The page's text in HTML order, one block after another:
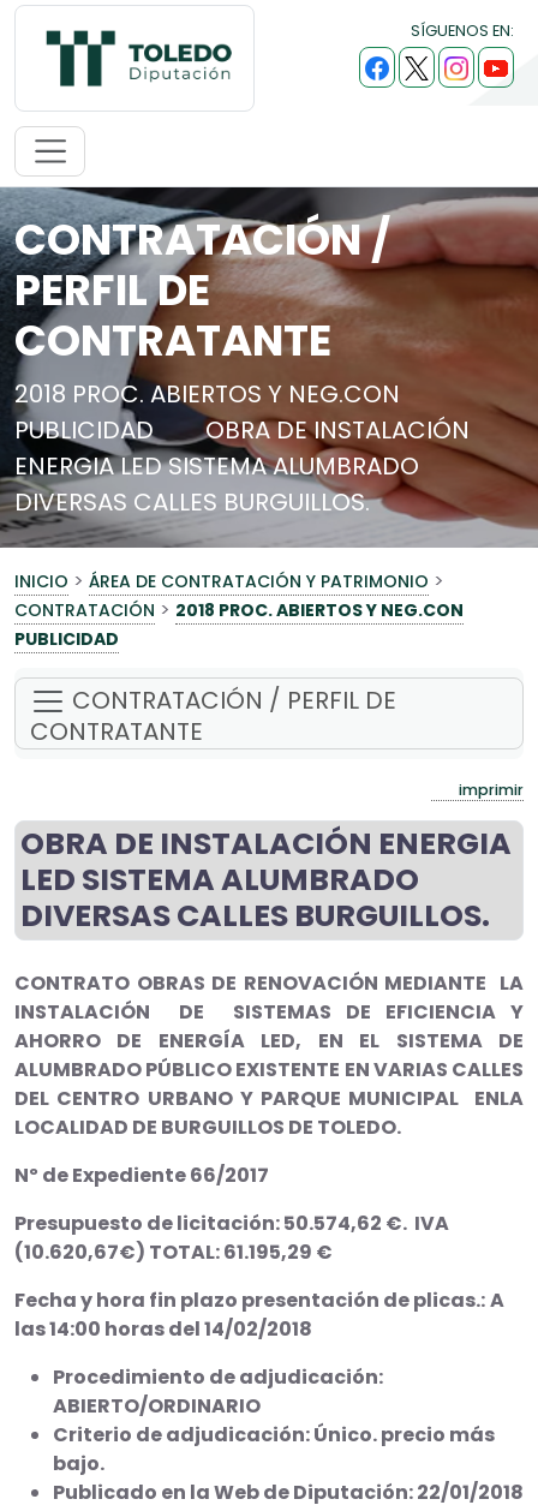
SÍGUENOS EN:
CONTRATACIÓN /
PERFIL DE
CONTRATANTE
2018 PROC. ABIERTOS Y NEG.CON
PUBLICIDAD
OBRA DE INSTALACIÓN
ENERGIA LED SISTEMA ALUMBRADO
DIVERSAS CALLES BURGUILLOS.
INICIO > ÁREA DE CONTRATACIÓN Y PATRIMONIO >
CONTRATACIÓN > 2018 PROC. ABIERTOS Y NEG.CON
PUBLICIDAD
CONTRATACIÓN / PERFIL DE
CONTRATANTE
imprimir
OBRA DE INSTALACIÓN ENERGIA
LED SISTEMA ALUMBRADO
DIVERSAS CALLES BURGUILLOS.
CONTRATO OBRAS DE RENOVACIÓN MEDIANTE LA
INSTALACIÓN DE SISTEMAS DE EFICIENCIA Y
AHORRO DE ENERGÍA LED, EN EL SISTEMA DE
ALUMBRADO PÚBLICO EXISTENTE EN VARIAS CALLES
DEL CENTRO URBANO Y PARQUE MUNICIPAL ENLA
LOCALIDAD DE BURGUILLOS DE TOLEDO.
Nº de Expediente 66/2017
Presupuesto de licitación: 50.574,62 €. IVA
(10.620,67€) TOTAL: 61.195,29 €
Fecha y hora fin plazo presentación de plicas.:A
las 14:00 horas del 14/02/2018
Procedimiento de adjudicación:
ABIERTO/ORDINARIO
Criterio de adjudicación: Único. precio más
bajo.
Publicado en la Web de Diputación: 22/01/2018